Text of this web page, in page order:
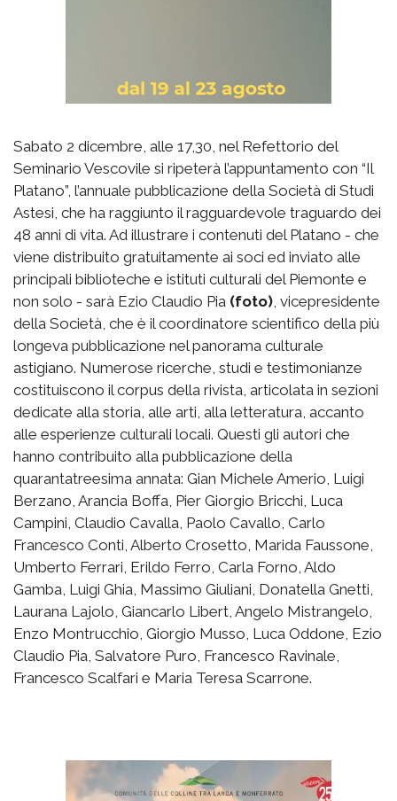
Sabato 2 dicembre, alle 17,30, nel Refettorio del
Seminario Vescovile si ripeterà l’appuntamento con “Il
Platano”, l’annuale pubblicazione della Società di Studi
Astesi, che ha raggiunto il ragguardevole traguardo dei
48 anni di vita. Ad illustrare i contenuti del Platano - che
viene distribuito gratuitamente ai soci ed inviato alle
principali biblioteche e istituti culturali del Piemonte e
non solo - sarà Ezio Claudio Pia (foto) , vicepresidente
della Società, che è il coordinatore scientifico della più
longeva pubblicazione nel panorama culturale
astigiano. Numerose ricerche, studi e testimonianze
costituiscono il corpus della rivista, articolata in sezioni
dedicate alla storia, alle arti, alla letteratura, accanto
alle esperienze culturali locali. Questi gli autori che
hanno contribuito alla pubblicazione della
quarantatreesima annata: Gian Michele Amerio, Luigi
Berzano, Arancia Boffa, Pier Giorgio Bricchi, Luca
Campini, Claudio Cavalla, Paolo Cavallo, Carlo
Francesco Conti, Alberto Crosetto, Marida Faussone,
Umberto Ferrari, Erildo Ferro, Carla Forno, Aldo
Gamba, Luigi Ghia, Massimo Giuliani, Donatella Gnetti,
Laurana Lajolo, Giancarlo Libert, Angelo Mistrangelo,
Enzo Montrucchio, Giorgio Musso, Luca Oddone, Ezio
Claudio Pia, Salvatore Puro, Francesco Ravinale,
Francesco Scalfari e Maria Teresa Scarrone.